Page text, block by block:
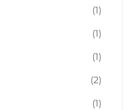
(1)
(1)
(1)
(2)
(1)